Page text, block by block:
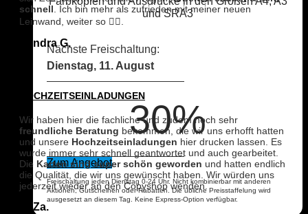
und SRA3
Nächste Freischaltung:
Dienstag, 11. August
30%
Zum Angebot
Freischaltung jeden Dienstag 0-24 Uhr. Nicht kombinierbar mit anderen
Aktionen, Gutscheinen oder Rabatten. Die übliche Preisstaffelung wird
ausgesetzt an diesem Tag. Keine Express-Option verfügbar.
schnell . Ich bin mehr als zufrieden mit meiner neuen
Leinwand, weiter so 👍🏼.
Sandra G.
HOCHZEITSEINLADUNGEN
Wir haben hier die fachliche und zudem noch sehr
freundliche Beratung bekommen, die wir uns erhofft hatten
und unsere Hochzeitseinladungen hier drucken lassen. Es
wurde immer sehr schnell geantwortet und auch gearbeitet.
Die Karten sind super schön geworden und hatten endlich
die Qualität, die wir uns gewünscht haben. Wir würden uns
jederzeit wieder an den Copyshop wenden.
K. Za.